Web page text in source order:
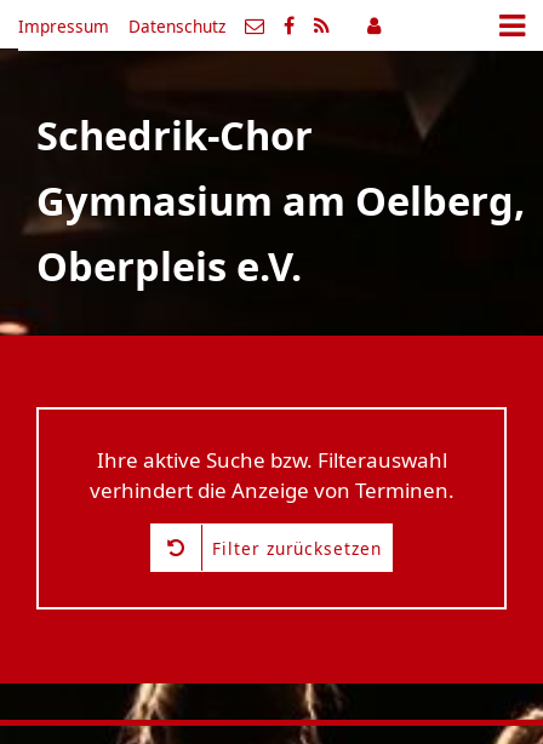
Impressum Datenschutz
Schedrik-Chor
Gymnasium am Oelberg,
Oberpleis e.V.
Ihre aktive Suche bzw. Filterauswahl
verhindert die Anzeige von Terminen.
Filter zurücksetzen